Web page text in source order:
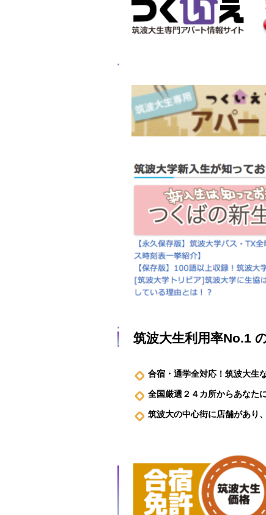
筑波大生利用率No.1
合宿・通学全対応！筑波大生
全国厳選２４カ所からあなた
筑波大の中心街に店舗があり